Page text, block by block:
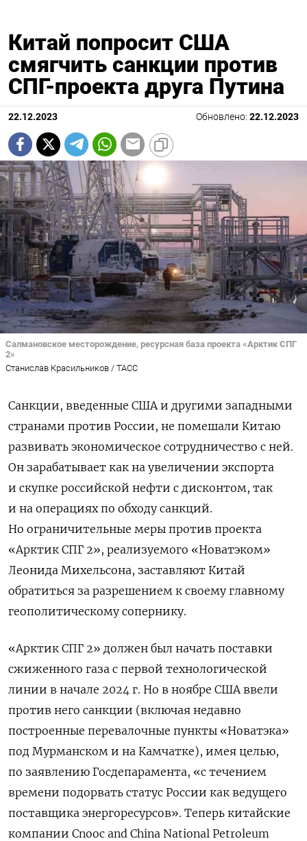
Китай попросит США
смягчить санкции против
СПГ-проекта друга Путина
22.12.2023 Обновлено: 22.12.2023
Салмановское месторождение, ресурсная база проекта «Арктик СПГ
2»
Станислав Красильников / ТАСС
Санкции, введенные США и другими западными
странами против России, не помешали Китаю
развивать экономическое сотрудничество с ней.
Он зарабатывает как на увеличении экспорта
и скупке российской нефти с дисконтом, так
и на операциях по обходу санкций.
Но ограничительные меры против проекта
«Арктик СПГ 2», реализуемого «Новатэком»
Леонида Михельсона, заставляют Китай
обратиться за разрешением к своему главному
геополитическому сопернику.
«Арктик СПГ 2» должен был начать поставки
сжиженного газа с первой технологической
линии в начале 2024 г. Но в ноябре США ввели
против него санкции (включая недавно
построенные перевалочные пункты «Новатэка»
под Мурманском и на Камчатке), имея целью,
по заявлению Госдепарамента, «с течением
времени подорвать статус России как ведущего
поставщика энергоресурсов». Теперь китайские
компании Cnooc and China National Petroleum